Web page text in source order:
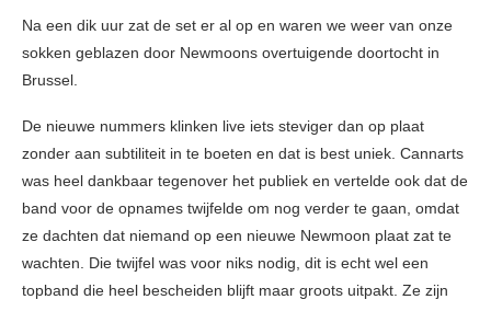
Na een dik uur zat de set er al op en waren we weer van onze
sokken geblazen door Newmoons overtuigende doortocht in
Brussel.
De nieuwe nummers klinken live iets steviger dan op plaat
zonder aan subtiliteit in te boeten en dat is best uniek. Cannarts
was heel dankbaar tegenover het publiek en vertelde ook dat de
band voor de opnames twijfelde om nog verder te gaan, omdat
ze dachten dat niemand op een nieuwe Newmoon plaat zat te
wachten. Die twijfel was voor niks nodig, dit is echt wel een
topband die heel bescheiden blijft maar groots uitpakt. Ze zijn